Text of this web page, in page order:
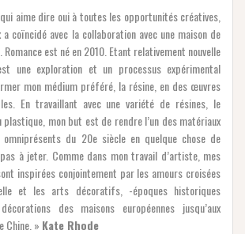
aime dire oui à toutes les opportunités créatives,
coïncidé avec la collaboration avec une maison de
est né en 2010. Etant relativement nouvelle
une exploration et un processus expérimental
mon médium préféré, la résine, en des œuvres
En travaillant avec une variété de résines, le
mon but est de rendre l’un des matériaux
du 20e siècle en quelque chose de
à jeter. Comme dans mon travail d’artiste, mes
inspirées conjointement par les amours croisées
et les arts décoratifs, -époques historiques
des maisons européennes jusqu’aux
Chine. » Kate Rhode